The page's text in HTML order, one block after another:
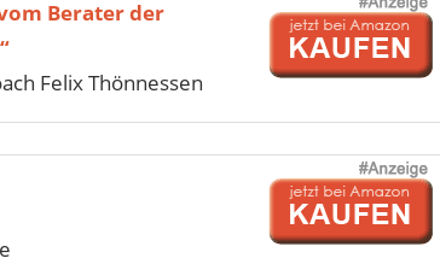
Berater der
Felix Thönnessen